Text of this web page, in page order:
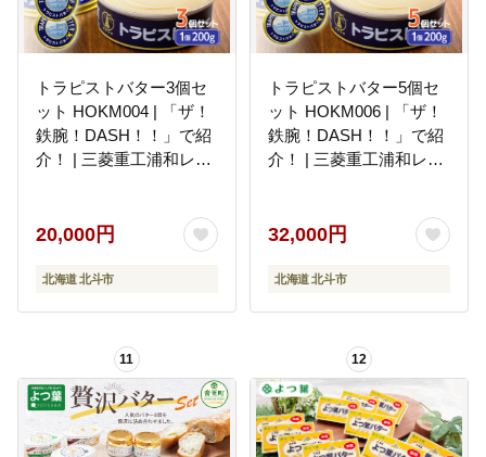
トラピストバター3個セ
ット HOKM004 | 「ザ！
鉄腕！DASH！！」で紹
介！ | 三菱重工浦和レッ
20,000円
北海道 北斗市
トラピストバター5個セ
ット HOKM006 | 「ザ！
鉄腕！DASH！！」で紹
介！ | 三菱重工浦和レッ
32,000円
北海道 北斗市
11 12